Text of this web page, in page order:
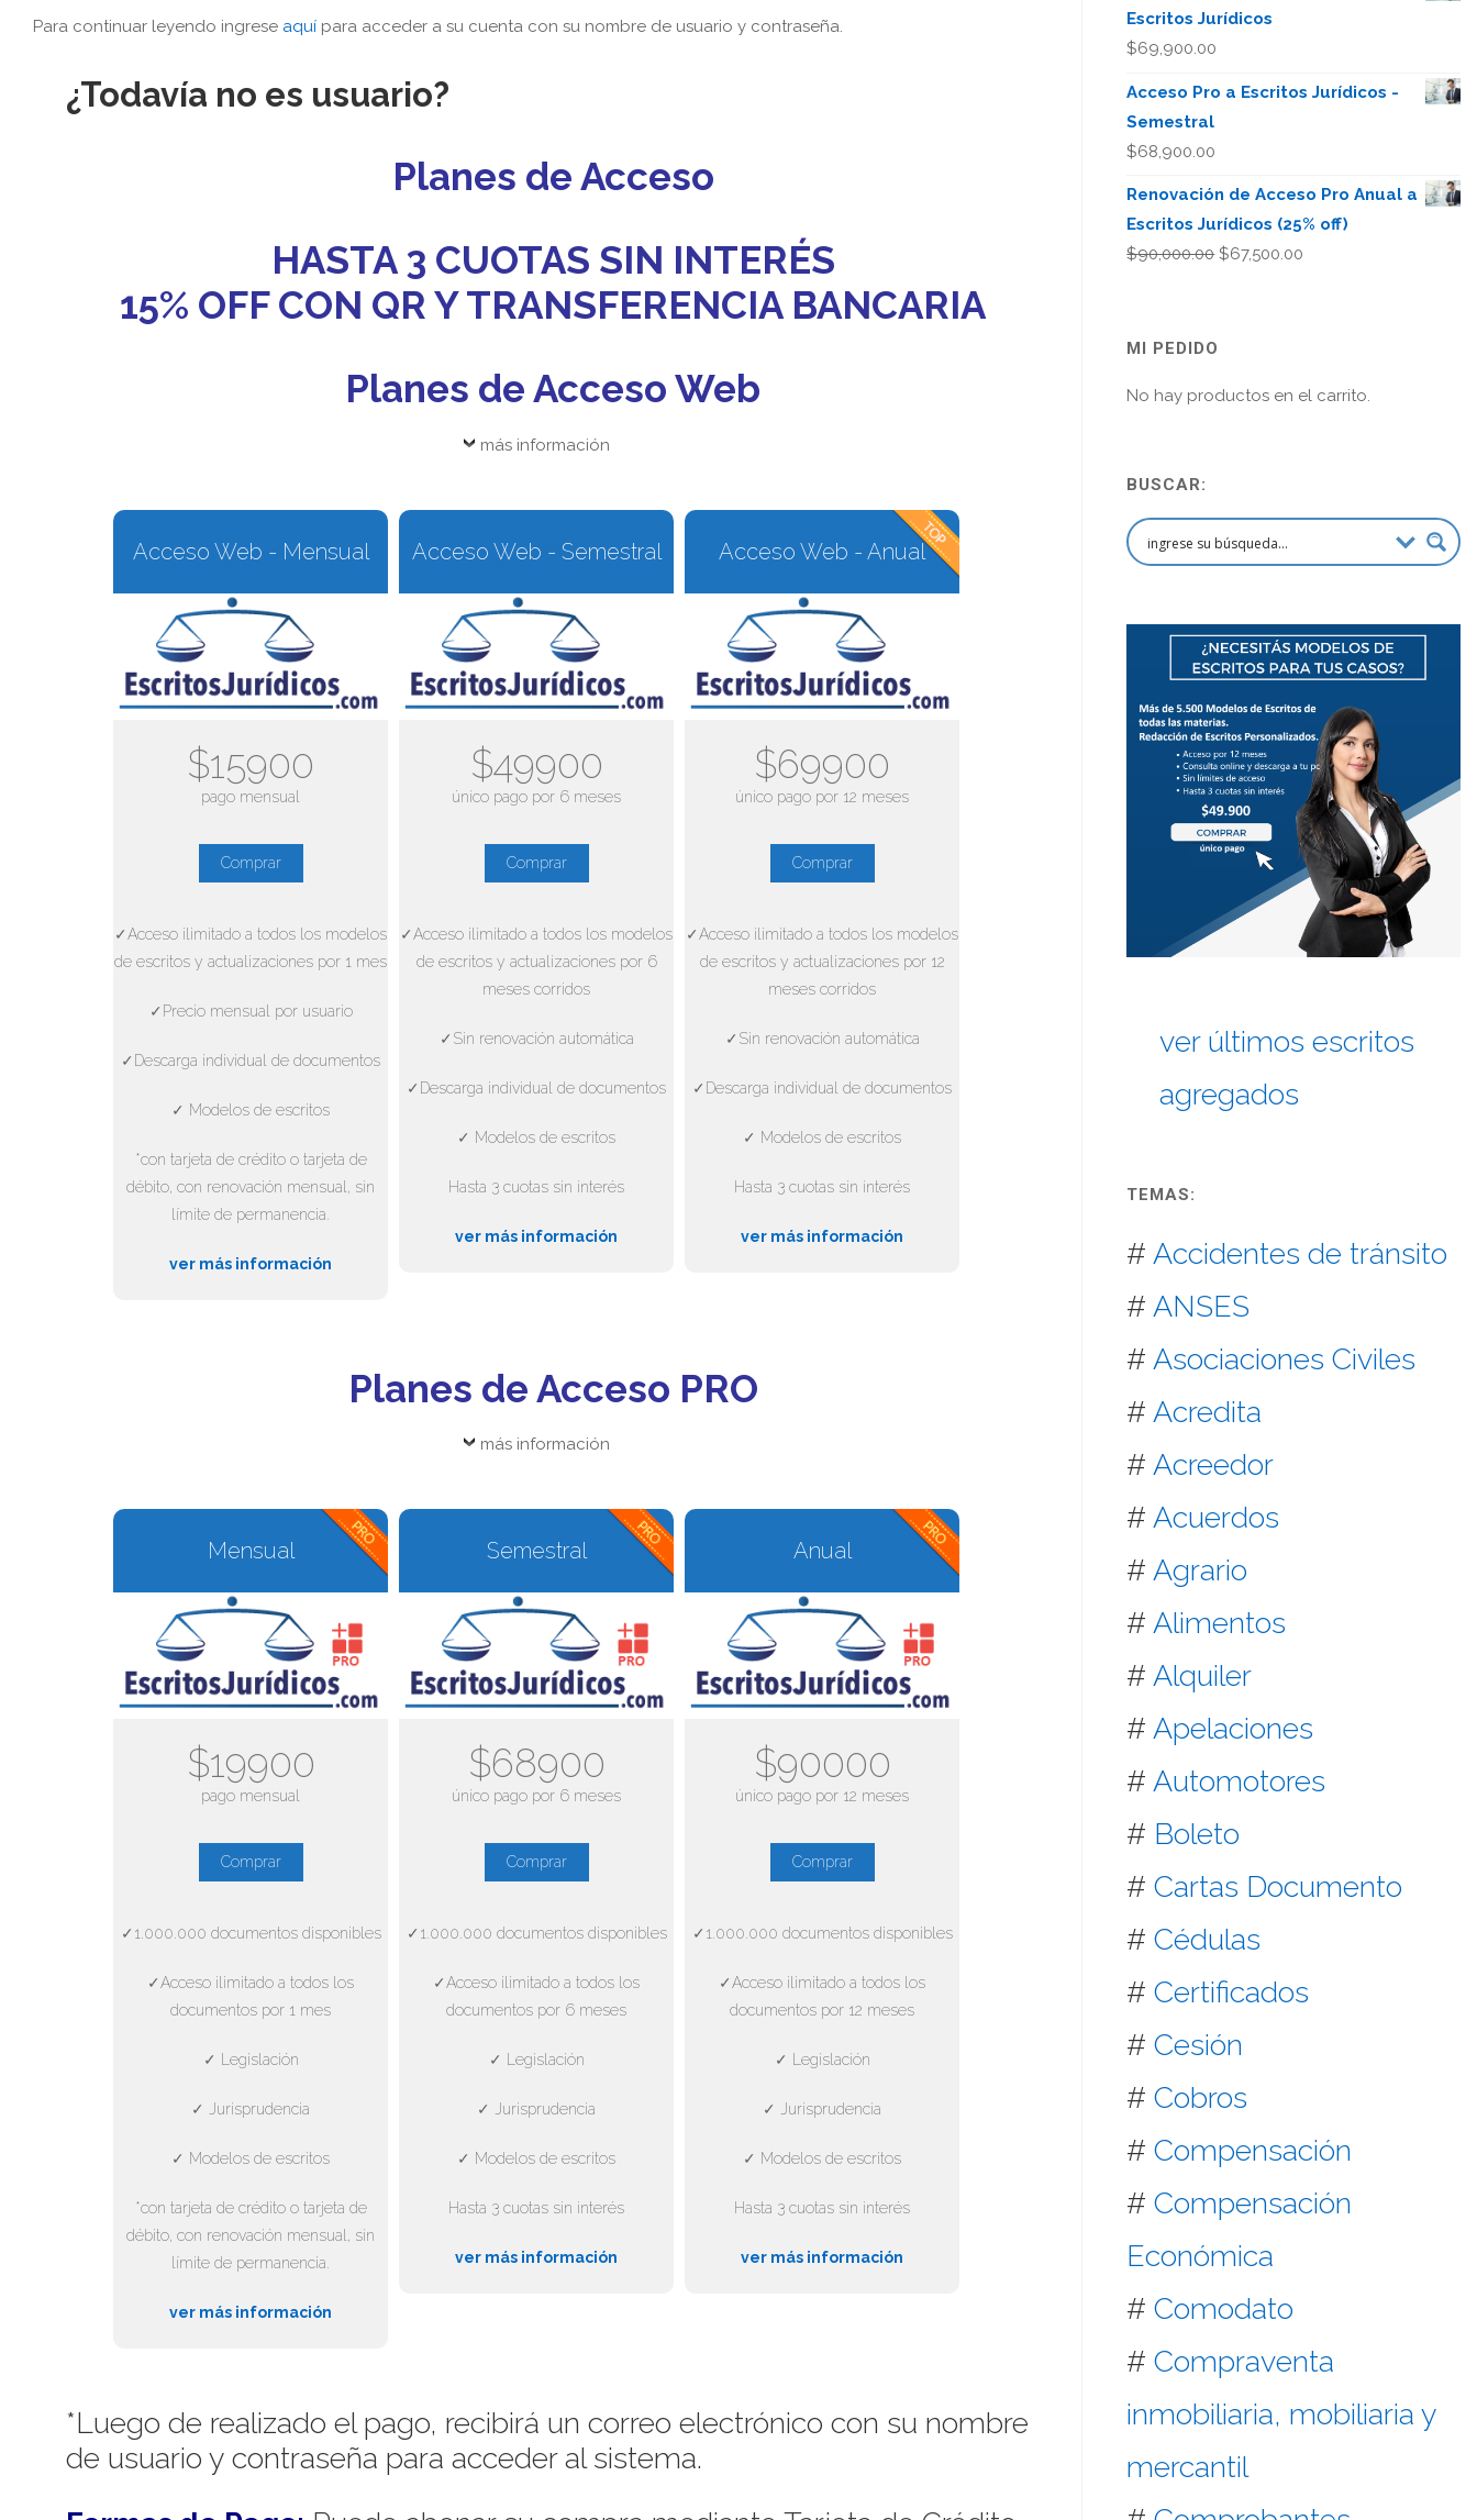
Para continuar leyendo ingrese aquí para acceder a su cuenta con su nombre de usuario y contraseña.
¿Todavía no es usuario?
Planes de Acceso
HASTA 3 CUOTAS SIN INTERÉS
15% OFF CON QR Y TRANSFERENCIA BANCARIA
Planes de Acceso Web
más información
Acceso Web - Mensual
$15900
pago mensual
Comprar
✓Acceso ilimitado a todos los modelos
de escritos y actualizaciones por 1 mes
✓Precio mensual por usuario
✓Descarga individual de documentos
✓ Modelos de escritos
*con tarjeta de crédito o tarjeta de
débito, con renovación mensual, sin
límite de permanencia.
ver más información
Acceso Web - Semestral
$49900
único pago por 6 meses
Comprar
✓Acceso ilimitado a todos los modelos
de escritos y actualizaciones por 6
meses corridos
✓Sin renovación automática
✓Descarga individual de documentos
✓ Modelos de escritos
Hasta 3 cuotas sin interés
ver más información
Acceso Web - Anual
$69900
único pago por 12 meses
Comprar
✓Acceso ilimitado a todos los modelos
de escritos y actualizaciones por 12
meses corridos
✓Sin renovación automática
✓Descarga individual de documentos
✓ Modelos de escritos
Hasta 3 cuotas sin interés
ver más información
Planes de Acceso PRO
más información
Mensual
$19900
pago mensual
Comprar
✓1.000.000 documentos disponibles
✓Acceso ilimitado a todos los
documentos por 1 mes
✓ Legislación
✓ Jurisprudencia
✓ Modelos de escritos
*con tarjeta de crédito o tarjeta de
débito, con renovación mensual, sin
límite de permanencia.
ver más información
Semestral
$68900
único pago por 6 meses
Comprar
✓1.000.000 documentos disponibles
✓Acceso ilimitado a todos los
documentos por 6 meses
✓ Legislación
✓ Jurisprudencia
✓ Modelos de escritos
Hasta 3 cuotas sin interés
ver más información
Anual
$90000
único pago por 12 meses
Comprar
✓1.000.000 documentos disponibles
✓Acceso ilimitado a todos los
documentos por 12 meses
✓ Legislación
✓ Jurisprudencia
✓ Modelos de escritos
Hasta 3 cuotas sin interés
ver más información
*Luego de realizado el pago, recibirá un correo electrónico con su nombre
de usuario y contraseña para acceder al sistema.
Escritos Jurídicos
$69,900.00
Acceso Pro a Escritos Jurídicos -
Semestral
$68,900.00
Renovación de Acceso Pro Anual a
Escritos Jurídicos (25% off)
$90,000.00 El
$67,500.00
MI PEDIDO
No hay productos en el carrito.
BUSCAR:
ver últimos escritos
agregados
TEMAS:
# Accidentes de tránsito
# ANSES
# Asociaciones Civiles
# Acredita
# Acreedor
# Acuerdos
# Agrario
# Alimentos
# Alquiler
# Apelaciones
# Automotores
# Boleto
#Cartas Documento
#Cédulas
#Certificados
#Cesión
#Cobros
#Compensación
#Compensación
Económica
#Comodato
#Compraventa
inmobiliaria, mobiliaria y
mercantil